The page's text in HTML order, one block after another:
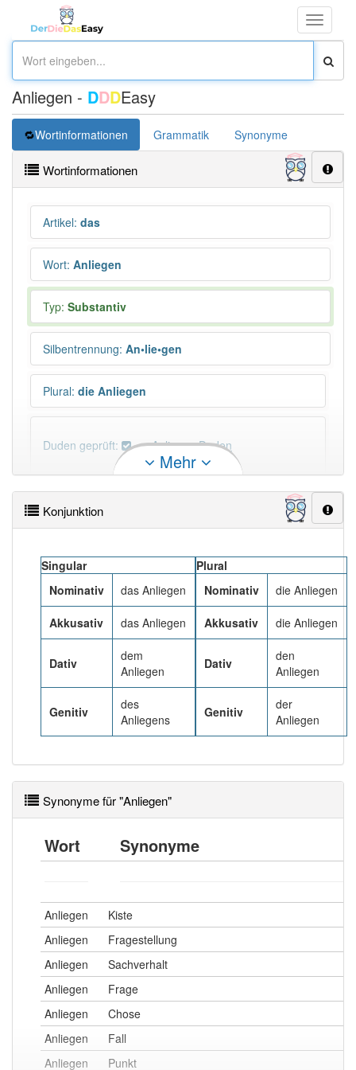
Toggle
Anliegen - DDDEasy
Wortinformationen Grammatik Synonyme
Wortinformationen
Artikel: das
Wort: Anliegen
Typ: Substantiv
Silbentrennung: An•lie•gen
Plural: die Anliegen
Duden geprüft: Anliegen Duden
×
Das Wort Anliegen ist eine Ausnahme.
Artikel:der.
DER:418
Beispiele
DAS:198 Ausnahmen
PowerIndex: 19
Häufigkeit: 6 von 10
Wörter mit Endung-anliegen
Wörter mit Endung-anliegenaber mit einem
anderen Artikeldas: 0
90% unserer Spielapp-Nutzer haben den Artikel
korrekt erraten.
Mehr
Konjunktion
Singular
Nominativ
das Anliegen
Akkusativ das Anliegen
Dativ
dem
Anliegen
Genitiv
des
Anliegens
Plural
Nominativ
die Anliegen
Akkusativ die Anliegen
Dativ
den
Anliegen
Genitiv
der
Anliegen
Synonyme für "Anliegen"
Wort Synonyme
Anliegen
Kiste
Anliegen
Fragestellung
Anliegen
Sachverhalt
Anliegen
Frage
Anliegen
Chose
Anliegen
Fall
Anliegen
Punkt